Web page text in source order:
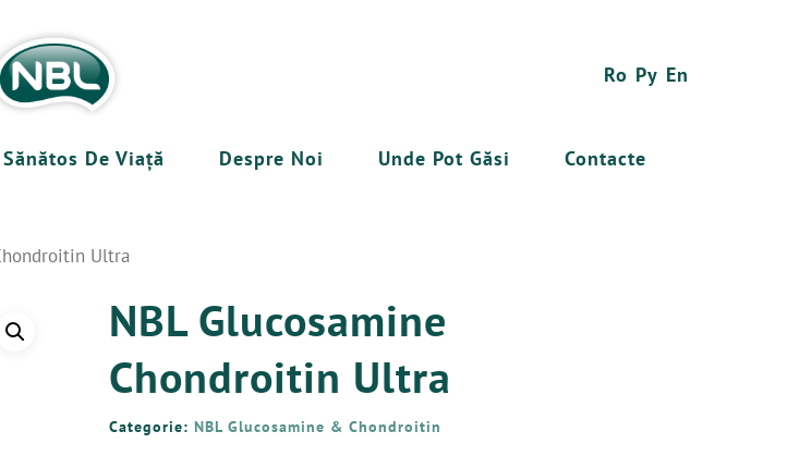
Ro Ру En
De Viață Despre Noi Unde Pot Găsi Contacte
Ultra
NBL Glucosamine
Chondroitin Ultra
Categorie: NBL Glucosamine & Chondroitin